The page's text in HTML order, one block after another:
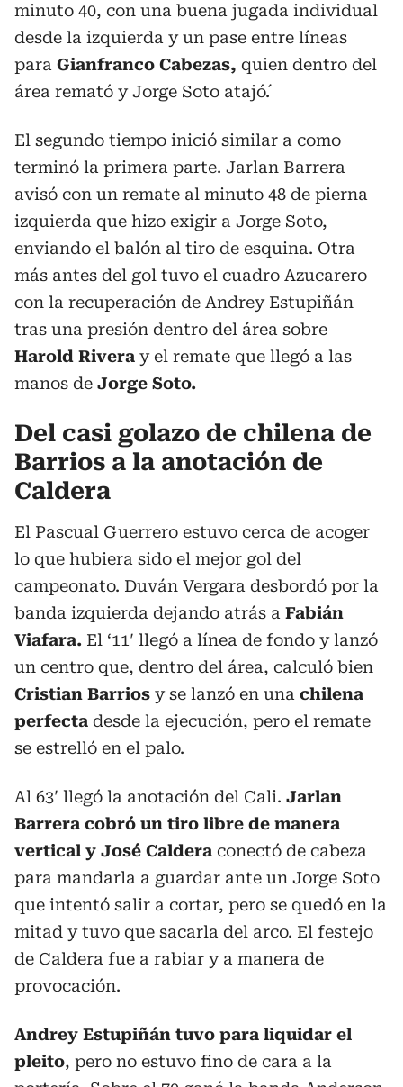
minuto 40, con una buena jugada individual
desde la izquierda y un pase entre líneas
para Gianfranco Cabezas, quien dentro del
área remató y Jorge Soto atajó´.
El segundo tiempo inició similar a como
terminó la primera parte. Jarlan Barrera
avisó con un remate al minuto 48 de pierna
izquierda que hizo exigir a Jorge Soto,
enviando el balón al tiro de esquina. Otra
más antes del gol tuvo el cuadro Azucarero
con la recuperación de Andrey Estupiñán
tras una presión dentro del área sobre
Harold Rivera y el remate que llegó a las
manos de Jorge Soto.
Del casi golazo de chilena de
Barrios a la anotación de
Caldera
El Pascual Guerrero estuvo cerca de acoger
lo que hubiera sido el mejor gol del
campeonato. Duván Vergara desbordó por la
banda izquierda dejando atrás a Fabián
Viafara. El ‘11′ llegó a línea de fondo y lanzó
un centro que, dentro del área, calculó bien
Cristian Barrios y se lanzó en una chilena
perfecta desde la ejecución, pero el remate
se estrelló en el palo.
Al 63′ llegó la anotación del Cali. Jarlan
Barrera cobró un tiro libre de manera
vertical y José Caldera conectó de cabeza
para mandarla a guardar ante un Jorge Soto
que intentó salir a cortar, pero se quedó en la
mitad y tuvo que sacarla del arco. El festejo
de Caldera fue a rabiar y a manera de
provocación.
Andrey Estupiñán tuvo para liquidar el
pleito, pero no estuvo fino de cara a la